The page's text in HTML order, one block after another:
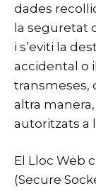
dades
la seguretat
i s’eviti la
accidental o
transmeses,
altra
autoritzats a
El Lloc Web
(Secure